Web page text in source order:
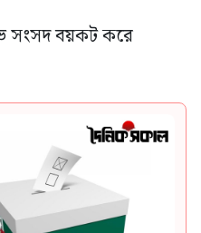
সংসদ বয়কট করে